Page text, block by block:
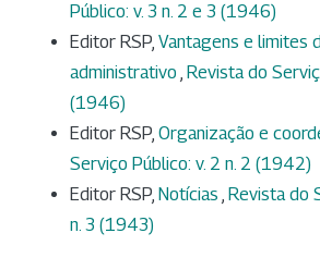
Público: v. 3 n. 2 e 3 (1946)
Editor RSP, Vantagens e limites
administrativo , Revista do
(1946)
Editor RSP, Organização e
Serviço Público: v. 2 n. 2 (1942)
Editor RSP, Notícias , Revista do
n. 3 (1943)